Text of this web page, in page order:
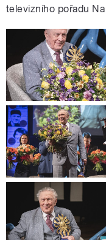
televizního pořadu